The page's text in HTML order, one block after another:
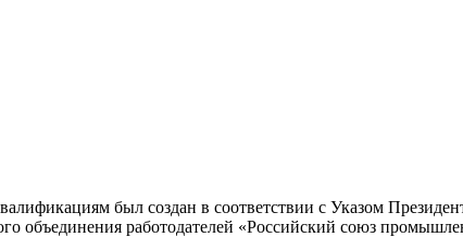
был создан в соответствии с Указом
объединения работодателей «Российский союз